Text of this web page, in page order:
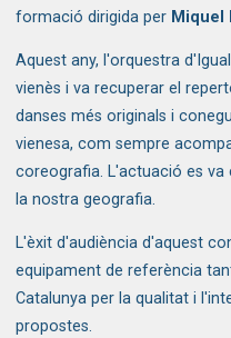
formació dirigida per Miquel
Aquest any, l'orquestra
vienès i va recuperar el
danses més originals i
vienesa, com sempre
coreografia. L'actuació es
la nostra geografia.
L'èxit d'audiència d'aquest
equipament de referència
Catalunya per la qualitat i
propostes.